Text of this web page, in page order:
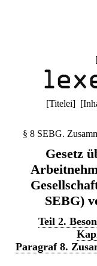
[Titelei] [
§ 8 SEBG.
Gesetz
SEBG)
Teil 2.
Paragraf 8.